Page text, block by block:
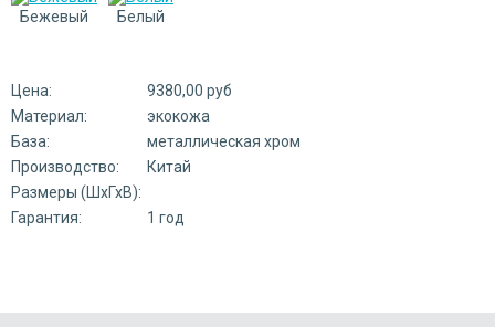
Бежевый Белый
Цена:
9380,00 руб
Материал:
экокожа
База:
металлическая хром
Производство:
Китай
Размеры (ШхГхВ):
Гарантия:
1 год